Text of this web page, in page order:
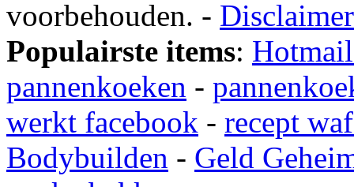
voorbehouden. - Disclaimer
Populairste items:
pannenkoeken -
werkt facebook - recept
Bodybuilden - Geld